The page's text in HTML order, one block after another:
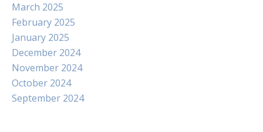
March 2025
February 2025
January 2025
December 2024
November 2024
October 2024
September 2024